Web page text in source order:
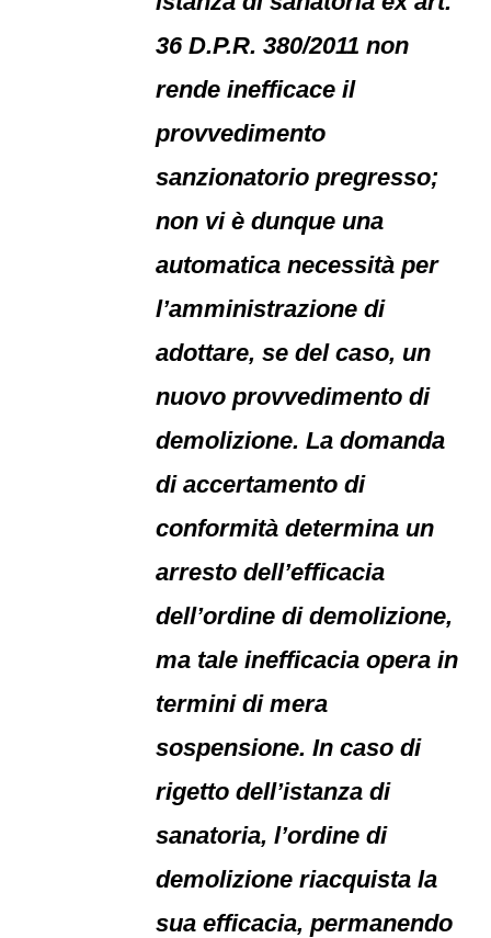
36 D.P.R. 380/2011 non
rende inefficace il
provvedimento
sanzionatorio pregresso;
non vi è dunque una
automatica necessità per
l’amministrazione di
adottare, se del caso, un
nuovo provvedimento di
demolizione. La domanda
di accertamento di
conformità determina un
arresto dell’efficacia
dell’ordine di demolizione,
ma tale inefficacia opera in
termini di mera
sospensione. In caso di
rigetto dell’istanza di
sanatoria, l’ordine di
demolizione riacquista la
sua efficacia, permanendo